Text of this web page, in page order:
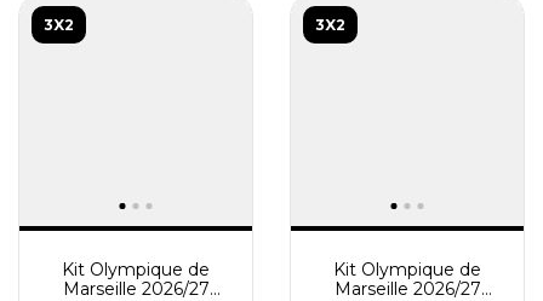
3X2
Kit Olympique de
Marseille 2026/27
3X2
Kit Olympique de
Marseille 2026/27